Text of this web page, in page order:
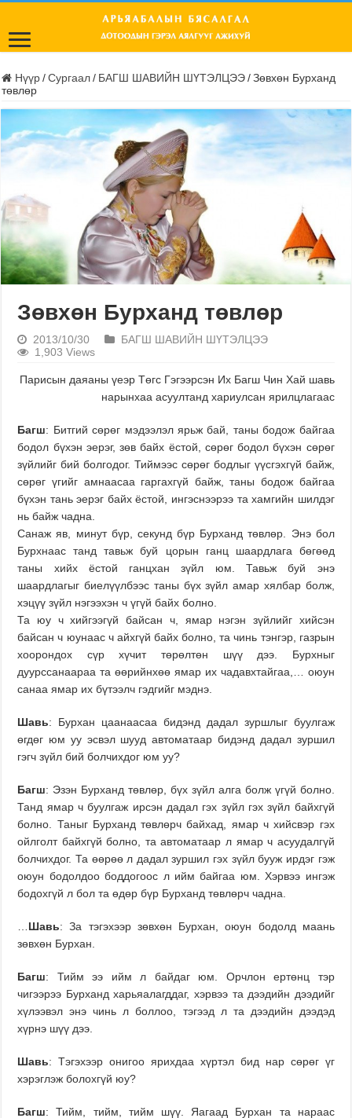
Нүүр / Сургаал / БАГШ ШАВИЙН ШҮТЭЛЦЭЭ / Зөвхөн Бурханд
төвлөр
Зөвхөн Бурханд төвлөр
2013/10/30
БАГШ ШАВИЙН ШҮТЭЛЦЭЭ
1,903 Views
Парисын даяаны үеэр Төгс Гэгээрсэн Их Багш Чин Хай шавь
нарынхаа асуултанд хариулсан ярилцлагаас
Багш: Битгий сөрөг мэдээлэл ярьж бай, таны бодож байгаа
бодол бүхэн эерэг, зөв байх ёстой, сөрөг бодол бүхэн сөрөг
зүйлийг бий болгодог. Тиймээс сөрөг бодлыг үүсгэхгүй байж,
сөрөг үгийг амнаасаа гаргахгүй байж, таны бодож байгаа
бүхэн тань эерэг байх ёстой, ингэснээрээ та хамгийн шилдэг
нь байж чадна.
Санаж яв, минут бүр, секунд бүр Бурханд төвлөр. Энэ бол
Бурхнаас танд тавьж буй цорын ганц шаардлага бөгөөд
таны хийх ёстой ганцхан зүйл юм. Тавьж буй энэ
шаардлагыг биелүүлбээс таны бүх зүйл амар хялбар болж,
хэцүү зүйл нэгээхэн ч үгүй байх болно.
Та юу ч хийгээгүй байсан ч, ямар нэгэн зүйлийг хийсэн
байсан ч юунаас ч айхгүй байх болно, та чинь тэнгэр, газрын
хоорондох сүр хүчит төрөлтөн шүү дээ. Бурхныг
дуурссанаараа та өөрийнхөө ямар их чадавхтайгаа,… оюун
санаа ямар их бүтээлч гэдгийг мэднэ.
Шавь: Бурхан цаанаасаа бидэнд дадал зуршлыг буулгаж
өгдөг юм уу эсвэл шууд автоматаар бидэнд дадал зуршил
гэгч зүйл бий болчихдог юм уу?
Багш: Эзэн Бурханд төвлөр, бүх зүйл алга болж үгүй болно.
Танд ямар ч буулгаж ирсэн дадал гэх зүйл гэх зүйл байхгүй
болно. Таныг Бурханд төвлөрч байхад, ямар ч хийсвэр гэх
ойлголт байхгүй болно, та автоматаар л ямар ч асуудалгүй
болчихдог. Та өөрөө л дадал зуршил гэх зүйл бууж ирдэг гэж
оюун бодолдоо боддогоос л ийм байгаа юм. Хэрвээ ингэж
бодохгүй л бол та өдөр бүр Бурханд төвлөрч чадна.
Шавь: За тэгэхээр зөвхөн Бурхан, оюун бодолд маань
зөвхөн Бурхан.
Багш: Тийм ээ ийм л байдаг юм. Орчлон ертөнц тэр
чигээрээ Бурханд харьяалагддаг, хэрвээ та дээдийн дээдийг
хүлээвэл энэ чинь л боллоо, тэгээд л та дээдийн дээдэд
хүрнэ шүү дээ.
Шавь: Тэгэхээр онигоо ярихдаа хүртэл бид нар сөрөг үг
хэрэглэж болохгүй юу?
Багш: Тийм, тийм, тийм шүү. Яагаад Бурхан та нараас